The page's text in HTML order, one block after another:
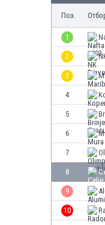
Поз.
1
2
3
4
5
6
7
8
9
10